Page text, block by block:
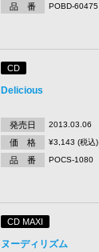
品 番 POBD-60475
CD
Delicious
発売日 2013.03.06
価 格 ¥3,143 (税込)
品 番 POCS-1080
CD MAXI
ヌーディリズム